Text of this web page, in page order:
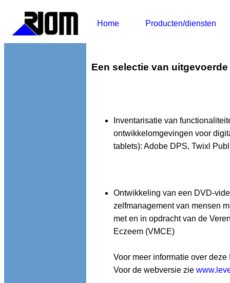
Home Producten/diensten
Een selectie van
Inventarisatie van
ontwikkelomgevingen voor
tablets): Adobe DPS, Twixl
Ontwikkeling van een DVD-
zelfmanagement van mensen
met en in opdracht van de
Eczeem (VMCE)
Voor meer informatie over
Voor de webversie zie